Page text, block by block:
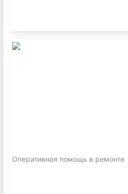
Оперативная помощь в ремонте